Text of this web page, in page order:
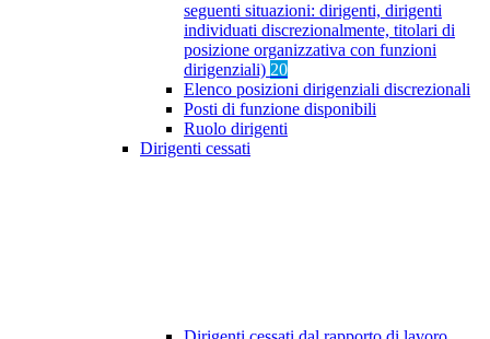
seguenti situazioni: dirigenti, dirigenti
individuati discrezionalmente, titolari di
posizione organizzativa con funzioni
dirigenziali) 20
Elenco posizioni dirigenziali discrezionali
Posti di funzione disponibili
Ruolo dirigenti
Dirigenti cessati